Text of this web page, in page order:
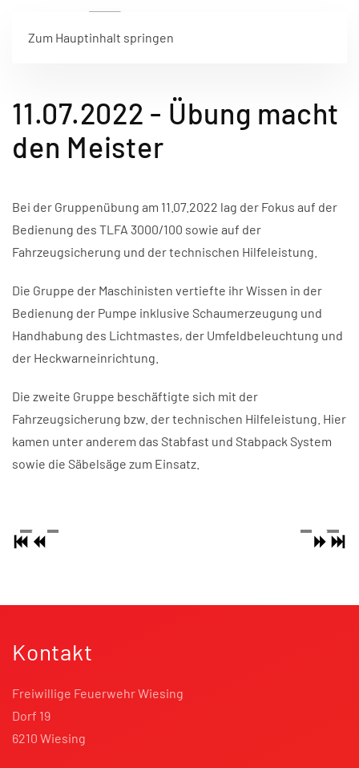
Zum Hauptinhalt springen
11.07.2022 - Übung macht
den Meister
Bei der Gruppenübung am 11.07.2022 lag der Fokus auf der
Bedienung des TLFA 3000/100 sowie auf der
Fahrzeugsicherung und der technischen Hilfeleistung.
Die Gruppe der Maschinisten vertiefte ihr Wissen in der
Bedienung der Pumpe inklusive Schaumerzeugung und
Handhabung des Lichtmastes, der Umfeldbeleuchtung und
der Heckwarneinrichtung.
Die zweite Gruppe beschäftigte sich mit der
Fahrzeugsicherung bzw. der technischen Hilfeleistung. Hier
kamen unter anderem das Stabfast und Stabpack System
sowie die Säbelsäge zum Einsatz.
Kontakt
Freiwillige Feuerwehr Wiesing
Dorf 19
6210 Wiesing